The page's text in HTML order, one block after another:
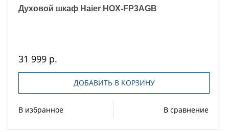
Духовой шкаф Haier HOX-FP3AGB
31 999 р.
ДОБАВИТЬ В КОРЗИНУ
В избранное В сравнение